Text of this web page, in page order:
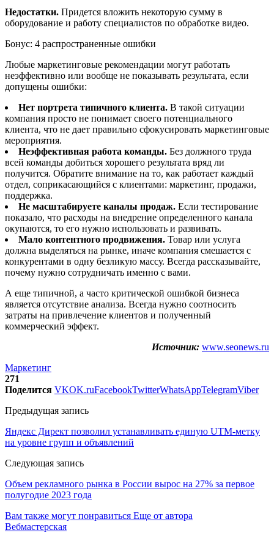
Недостатки. Придется вложить некоторую сумму в
оборудование и работу специалистов по обработке видео.
Бонус: 4 распространенные ошибки
Любые маркетинговые рекомендации могут работать
неэффективно или вообще не показывать результата, если
допущены ошибки:
Нет портрета типичного клиента. В такой ситуации
компания просто не понимает своего потенциального
клиента, что не дает правильно сфокусировать маркетинговые
мероприятия.
Неэффективная работа команды. Без должного труда
всей команды добиться хорошего результата вряд ли
получится. Обратите внимание на то, как работает каждый
отдел, соприкасающийся с клиентами: маркетинг, продажи,
поддержка.
Не масштабируете каналы продаж. Если тестирование
показало, что расходы на внедрение определенного канала
окупаются, то его нужно использовать и развивать.
Мало контентного продвижения. Товар или услуга
должна выделяться на рынке, иначе компания смешается с
конкурентами в одну безликую массу. Всегда рассказывайте,
почему нужно сотрудничать именно с вами.
А еще типичной, а часто критической ошибкой бизнеса
является отсутствие анализа. Всегда нужно соотносить
затраты на привлечение клиентов и полученный
коммерческий эффект.
Источник: www.seonews.ru
Маркетинг
271
Поделится VKOK.ruFacebookTwitterWhatsAppTelegramViber
Предыдущая запись
Яндекс Директ позволил устанавливать единую UTM-метку
на уровне групп и объявлений
Следующая запись
Объем рекламного рынка в России вырос на 27% за первое
полугодие 2023 года
Вам также могут понравиться Еще от автора
Вебмастерская